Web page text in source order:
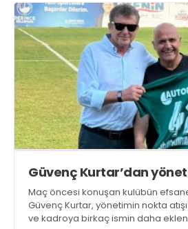
Güvenç Kurtar’dan
Maç öncesi konuşan kulübün
Güvenç Kurtar, yönetimin nokta
ve kadroya birkaç ismin daha